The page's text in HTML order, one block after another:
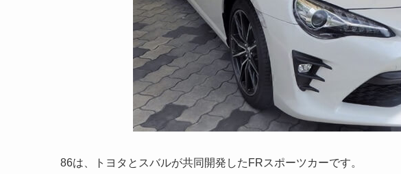
86は、トヨタとスバルが共同開発したFRスポーツカーです。